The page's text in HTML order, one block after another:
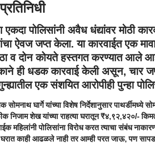
पोलिसांनी अवैध धंद्यांवर मोठी
ऐवज जप्त केला. या कारवाईत एक
व दोन कोयते हस्तगत करण्यात आले
ही धडक कारवाई केली असून, चार
एक संशयित आरोपीही पुन्हा
घार्गे यांच्या विशेष निर्देशानुसार पाथर्डीमध्ये
निजाम शेख यांच्या राहत्या घरातून ₹४,९२,४२०/-
महिलांनी पोलिसांना विरोध करत त्याचा संबंध
काही आढळले नाही तर आम्ही परत जाऊ, पण